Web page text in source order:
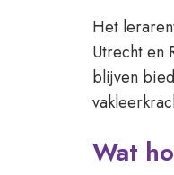
Het
Utrecht en
blijven
Wat